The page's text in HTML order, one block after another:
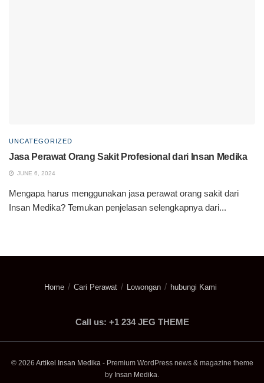
UNCATEGORIZED
Jasa Perawat Orang Sakit Profesional dari Insan Medika
JUNE 6, 2024
Mengapa harus menggunakan jasa perawat orang sakit dari
Insan Medika? Temukan penjelasan selengkapnya dari...
Home Cari Perawat Lowongan hubungi Kami
Call us: +1 234 JEG THEME
© 2026 Artikel Insan Medika- Premium WordPress news & magazine theme
by Insan Medika.